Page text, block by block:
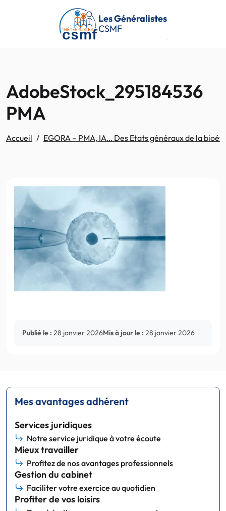
Passer au contenu principal
Les Généralistes
CSMF
AdobeStock_295184536
PMA
Accueil EGORA – PMA, IA… Des Etats généraux de la
Publié le : 28 janvier 2026Mis à jour le : 28 janvier 2026
Mes avantages adhérent
Services juridiques
Notre service juridique à votre écoute
Mieux travailler
Profitez de nos avantages professionnels
Gestion du cabinet
Faciliter votre exercice au quotidien
Profiter de vos loisirs